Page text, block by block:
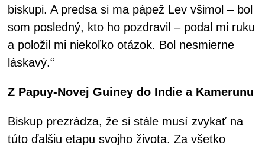
biskupi. A predsa si ma pápež Lev všimol – bol
som posledný, kto ho pozdravil – podal mi ruku
a položil mi niekoľko otázok. Bol nesmierne
láskavý.“
Z Papuy-Novej Guiney do Indie a Kamerunu
Biskup prezrádza, že si stále musí zvykať na
túto ďalšiu etapu svojho života. Za všetko